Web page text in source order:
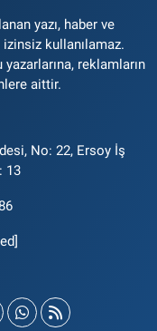
yazı, haber ve
kullanılamaz.
reklamların
aittir.
No: 22, Ersoy İş
13